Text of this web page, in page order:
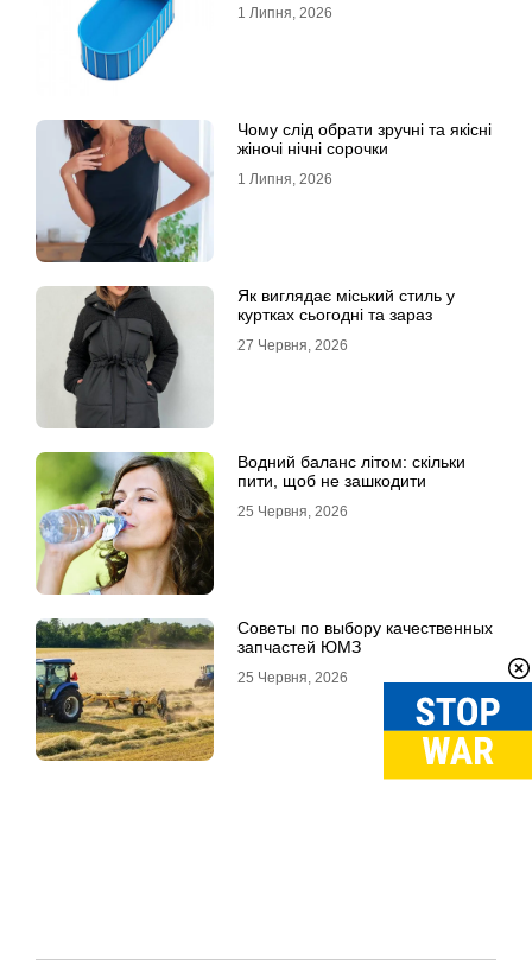
1 Липня, 2026
Чому слід обрати зручні та якісні
жіночі нічні сорочки
1 Липня, 2026
Як виглядає міський стиль у
куртках сьогодні та зараз
27 Червня, 2026
Водний баланс літом: скільки
пити, щоб не зашкодити
25 Червня, 2026
Советы по выбору качественных
запчастей ЮМЗ
25 Червня, 2026